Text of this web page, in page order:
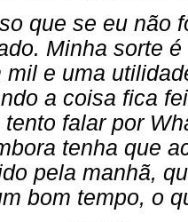
que se eu não
Minha sorte
mil e uma
a coisa fica
tento falar por
tenha que
pela manhã,
bom tempo, o